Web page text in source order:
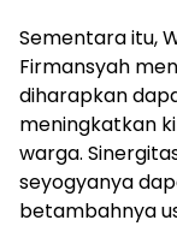
Sementara itu,
Firmansyah
diharapkan
meningkatkan
warga.
seyogyanya
betambahnya